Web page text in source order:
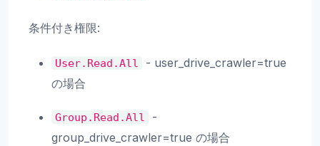
条件付き権限:
User.Read.All
- user_drive_crawler=true
の場合
Group.Read.All
-
group_drive_crawler=true の場合